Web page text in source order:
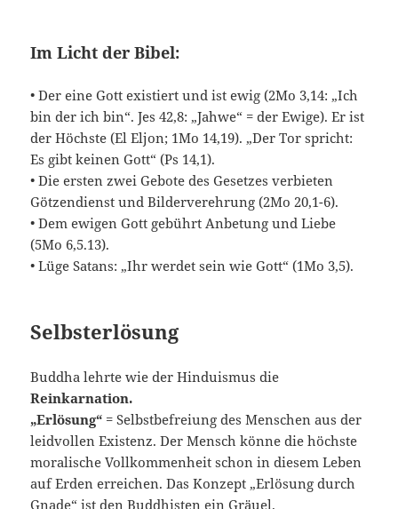
Im Licht der Bibel:
• Der eine Gott existiert und ist ewig (2Mo 3,14: „Ich
bin der ich bin“. Jes 42,8: „Jahwe“ = der Ewige). Er ist
der Höchste (El Eljon; 1Mo 14,19). „Der Tor spricht:
Es gibt keinen Gott“ (Ps 14,1).
• Die ersten zwei Gebote des Gesetzes verbieten
Götzendienst und Bilderverehrung (2Mo 20,1-6).
• Dem ewigen Gott gebührt Anbetung und Liebe
(5Mo 6,5.13).
• Lüge Satans: „Ihr werdet sein wie Gott“ (1Mo 3,5).
Selbsterlösung
Buddha lehrte wie der Hinduismus die
Reinkarnation.
„Erlösung“ = Selbstbefreiung des Menschen aus der
leidvollen Existenz. Der Mensch könne die höchste
moralische Vollkommenheit schon in diesem Leben
auf Erden erreichen. Das Konzept „Erlösung durch
Gnade“ ist den Buddhisten ein Gräuel.